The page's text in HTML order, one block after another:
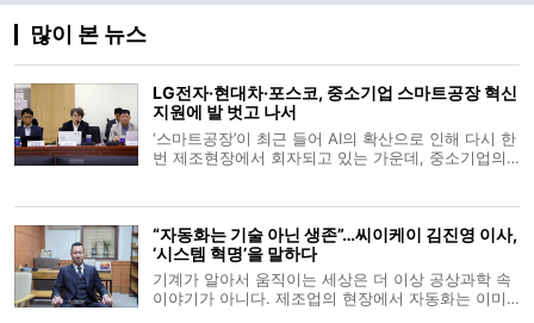
많이 본 뉴스
LG전자·현대차·포스코, 중소기업 스마트공장 혁신
지원에 발 벗고 나서
‘스마트공장’이 최근 들어 AI의 확산으로 인해 다시 한
번 제조현장에서 회자되고 있는 가운데, 중소기업의
생경제와 혁신성장포럼 :
“자동화는 기술 아닌 생존”…씨이케이 김진영 이사,
‘시스템 혁명’을 말하다
기계가 알아서 움직이는 세상은 더 이상 공상과학 속
이야기가 아니다. 제조업의 현장에서 자동화는 이미